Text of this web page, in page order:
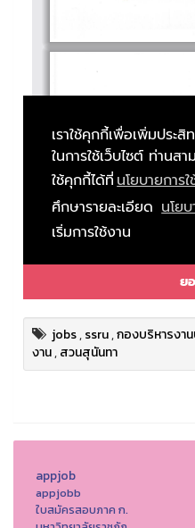
jobs,ssru,กองบริหารงา
งาน,สวนสุนันทา
appjob
appjobb
ใบสมัครสอบภาค ก.